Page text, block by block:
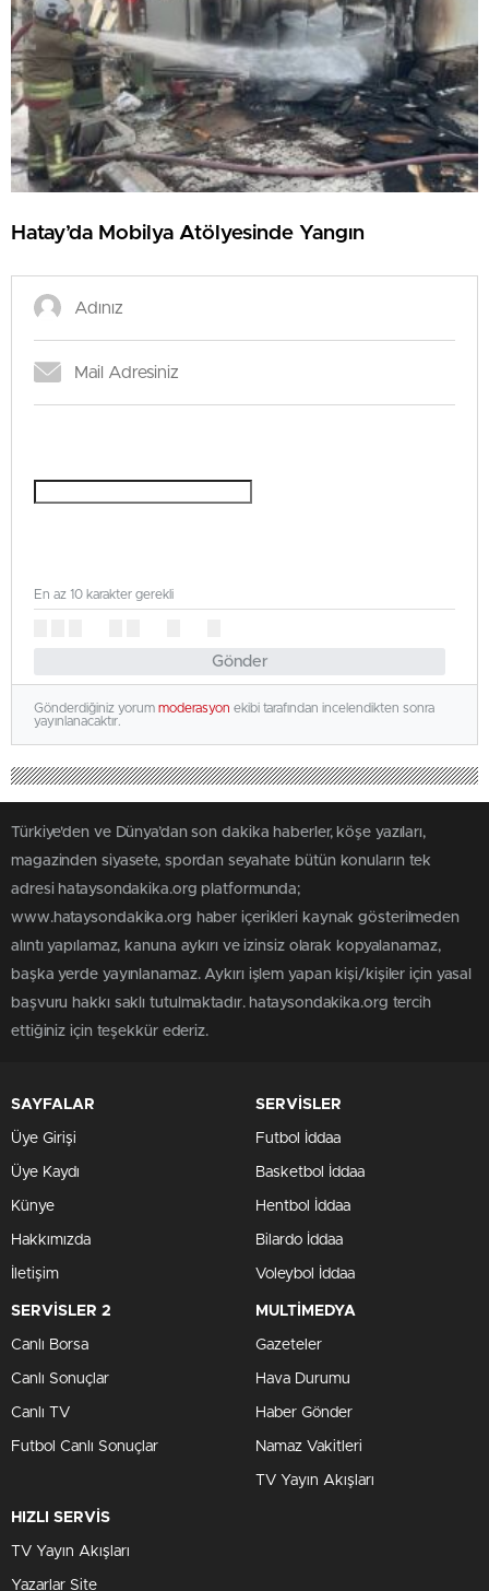
Hatay’da Mobilya Atölyesinde Yangın
Gönder
En az 10 karakter gerekli
Gönderdiğiniz yorum moderasyon ekibi tarafından incelendikten sonra
yayınlanacaktır.
Türkiye'den ve Dünya’dan son dakika haberler, köşe yazıları,
magazinden siyasete, spordan seyahate bütün konuların tek
adresi hataysondakika.org platformunda;
www.hataysondakika.org haber içerikleri kaynak gösterilmeden
alıntı yapılamaz, kanuna aykırı ve izinsiz olarak kopyalanamaz,
başka yerde yayınlanamaz. Aykırı işlem yapan kişi/kişiler için yasal
başvuru hakkı saklı tutulmaktadır. hataysondakika.org tercih
ettiğiniz için teşekkür ederiz.
SAYFALAR
Üye Girişi
Üye Kaydı
Künye
Hakkımızda
İletişim
SERVİSLER
Futbol İddaa
Basketbol İddaa
Hentbol İddaa
Bilardo İddaa
Voleybol İddaa
SERVİSLER 2
Canlı Borsa
Canlı Sonuçlar
Canlı TV
Futbol Canlı Sonuçlar
MULTİMEDYA
Gazeteler
Hava Durumu
Haber Gönder
Namaz Vakitleri
TV Yayın Akışları
HIZLI SERVİS
TV Yayın Akışları
Yazarlar Site